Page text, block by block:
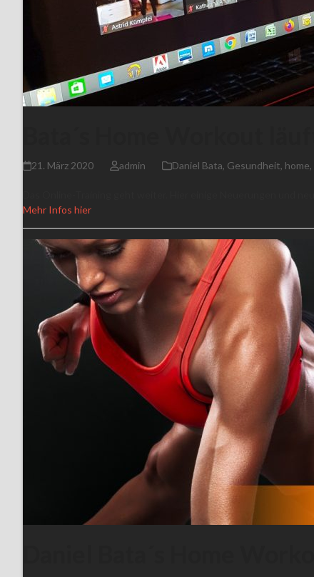
21. März 2020 admin Daniel Bata, Gesundheit, home,
Mehr Infos hier